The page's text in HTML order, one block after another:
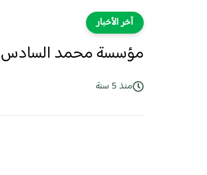
آخر الأخبار
مؤسسة محمد السادس
منذ 5 سنة